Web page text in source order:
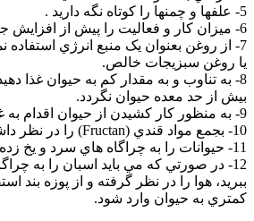
5- علفها و چمنها را کوتاه نگه داريد .
6- ميزان کار و فعاليت را پيش از افزايش جيره غذائي زياد کنيد.
7- از روغن بعنوان يک منبع انرژي استفاده
يا روغن سبزيجات خالص.
8- به تناوب و به مقدار کم به حيوان غذا
بيش از حد معده حيوان نگردد.
9- به منظور کار کشيدن از حيوان اقدام به غذادهي ننمائيد.
10- بجمع مواد قندي (Fructan) را در نظر داشته باشيد.
11- حيوانات را به چراگاه هاي سرد و يخ زده (پادوک) نبريد.
12- در صورتي که مي بايد اسبان را به
ببريد، هوا را در نظر گرفته و از پوزه بند
کمتري به حيوان وارد شود.